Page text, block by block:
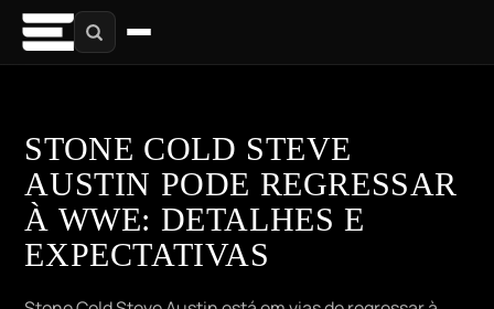
STONE COLD STEVE
AUSTIN PODE REGRESSAR
À WWE: DETALHES E
EXPECTATIVAS